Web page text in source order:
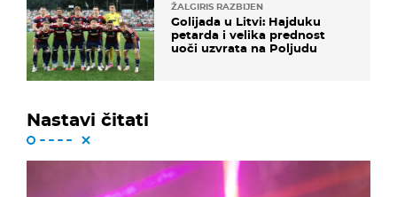
ŽALGIRIS RAZBIJEN
Golijada u Litvi: Hajduku
petarda i velika prednost
uoči uzvrata na Poljudu
Nastavi čitati